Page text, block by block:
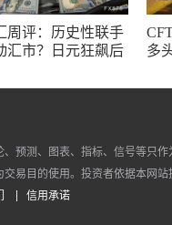
周评：历史性联手
汇市？日元狂飙后
刷新七周低点
多
预测、图表、指标、信号等只
易目的使用。投资者依据本网
信用承诺